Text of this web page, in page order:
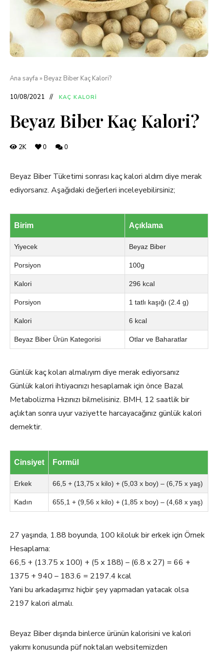
Ana sayfa » Beyaz Biber Kaç Kalori?
10/08/2021 KAÇ KALORI
Beyaz Biber Kaç Kalori?
2K 0 0
Beyaz Biber Tüketimi sonrası kaç kalori aldım diye merak
ediyorsanız. Aşağıdaki değerleri inceleyebilirsiniz;
Birim Açıklama
Yiyecek Beyaz Biber
Porsiyon 100g
Kalori 296 kcal
Porsiyon 1 tatlı kaşığı (2.4 g)
Kalori 6 kcal
Beyaz Biber Ürün Kategorisi Otlar ve Baharatlar
Günlük kaç koları almalıyım diye merak ediyorsanız
Günlük kalori ihtiyacınızı hesaplamak için önce Bazal
Metabolizma Hızınızı bilmelisiniz. BMH, 12 saatlik bir
açlıktan sonra uyur vaziyette harcayacağınız günlük kalori
demektir.
Cinsiyet Formül
Erkek 66,5 + (13,75 x kilo) + (5,03 x boy) – (6,75 x yaş)
Kadın 655,1 + (9,56 x kilo) + (1,85 x boy) – (4,68 x yaş)
27 yaşında, 1.88 boyunda, 100 kiloluk bir erkek için Örnek
Hesaplama:
66,5 + (13.75 x 100) + (5 x 188) – (6.8 x 27) = 66 +
1375 + 940 – 183.6 = 2197.4 kcal
Yani bu arkadaşımız hiçbir şey yapmadan yatacak olsa
2197 kalori almalı.
Beyaz Biber dışında binlerce ürünün kalorisini ve kalori
yakımı konusunda püf noktaları websitemizden